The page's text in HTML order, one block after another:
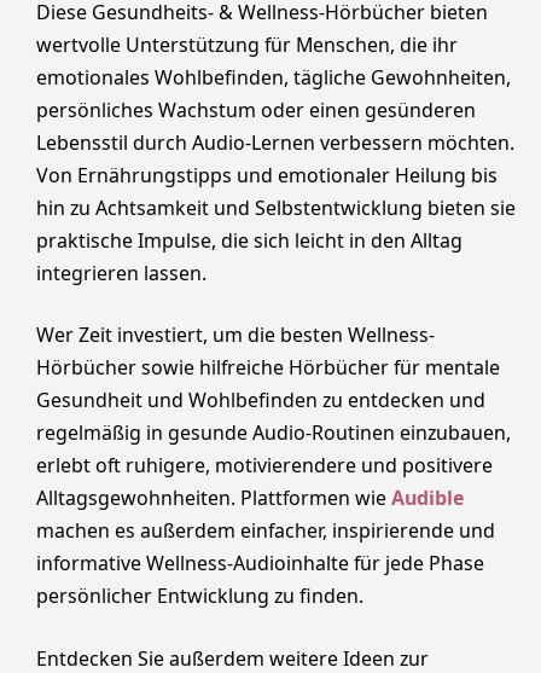
Diese Gesundheits- & Wellness-Hörbücher bieten
wertvolle Unterstützung für Menschen, die ihr
emotionales Wohlbefinden, tägliche Gewohnheiten,
persönliches Wachstum oder einen gesünderen
Lebensstil durch Audio-Lernen verbessern möchten.
Von Ernährungstipps und emotionaler Heilung bis
hin zu Achtsamkeit und Selbstentwicklung bieten sie
praktische Impulse, die sich leicht in den Alltag
integrieren lassen.
Wer Zeit investiert, um die besten Wellness-
Hörbücher sowie hilfreiche Hörbücher für mentale
Gesundheit und Wohlbefinden zu entdecken und
regelmäßig in gesunde Audio-Routinen einzubauen,
erlebt oft ruhigere, motivierendere und positivere
Alltagsgewohnheiten. Plattformen wieAudible
machen es außerdem einfacher, inspirierende und
informative Wellness-Audioinhalte für jede Phase
persönlicher Entwicklung zu finden.
Entdecken Sie außerdem weitere Ideen zur